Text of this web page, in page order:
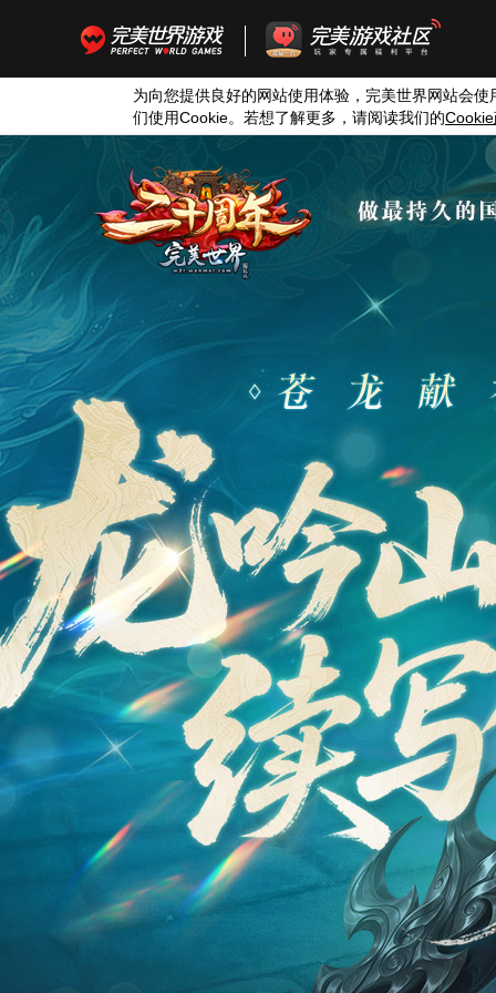
为向您提供良好的网站使用体验，完美世界网站会使
们使用Cookie。若想了解更多，请阅读我们的Cookie